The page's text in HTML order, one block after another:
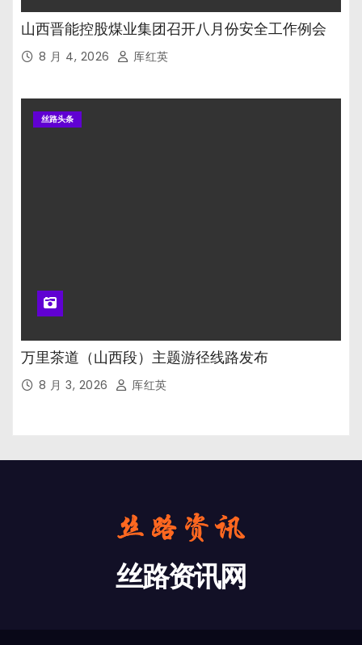
山西晋能控股煤业集团召开八月份安全工作例会
8 月 4, 2026 厍红英
丝路头条
万里茶道（山西段）主题游径线路发布
8 月 3, 2026 厍红英
丝路资讯网